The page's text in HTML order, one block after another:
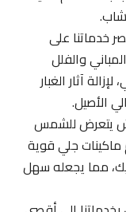
على
والفلل
آثار الغبار
للشمس
جلي قوية
مما يجعله سهل